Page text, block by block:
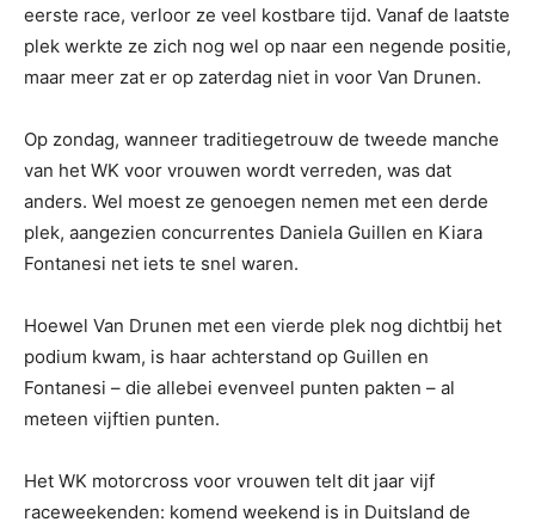
eerste race, verloor ze veel kostbare tijd. Vanaf de laatste
plek werkte ze zich nog wel op naar een negende positie,
maar meer zat er op zaterdag niet in voor Van Drunen.
Op zondag, wanneer traditiegetrouw de tweede manche
van het WK voor vrouwen wordt verreden, was dat
anders. Wel moest ze genoegen nemen met een derde
plek, aangezien concurrentes Daniela Guillen en Kiara
Fontanesi net iets te snel waren.
Hoewel Van Drunen met een vierde plek nog dichtbij het
podium kwam, is haar achterstand op Guillen en
Fontanesi – die allebei evenveel punten pakten – al
meteen vijftien punten.
Het WK motorcross voor vrouwen telt dit jaar vijf
raceweekenden: komend weekend is in Duitsland de